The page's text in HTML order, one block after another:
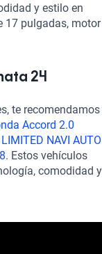
y estilo en
17 pulgadas, motor
ofrece un
pantalla táctil,
te mantienen
7 airbags,
es primordial.
y confort
¡Haz
en cada trayecto!
24
te recomendamos
Accord 2.0
NAVI AUTO
. Estos vehículos
comodidad y
sección de